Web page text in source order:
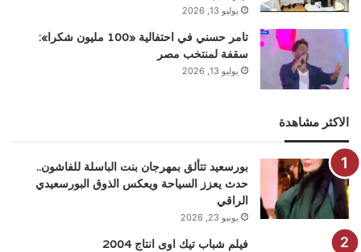
يوليو 13, 2026
تامر حسني في احتفالية «100 مليون شكرا»:
سقفة لمنتخب مصر
يوليو 13, 2026
الاكثر مشاهدة
بورسعيد تتألق بمهرجان بنت الباسلة للفاشون..
حدث يعزز السياحة ويعكس الذوق البورسعيدي
الراقي
يونيو 23, 2026
فيلم شباب تيك اوى انتاج 2004